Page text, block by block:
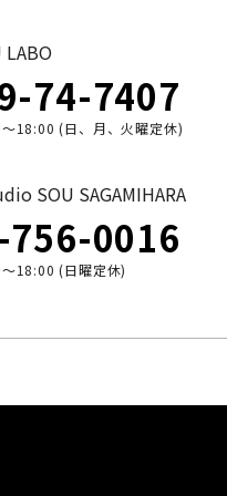
LABO
74-7407
18:00 (日、月、火曜定休)
SOU SAGAMIHARA
0016
18:00 (日曜定休)